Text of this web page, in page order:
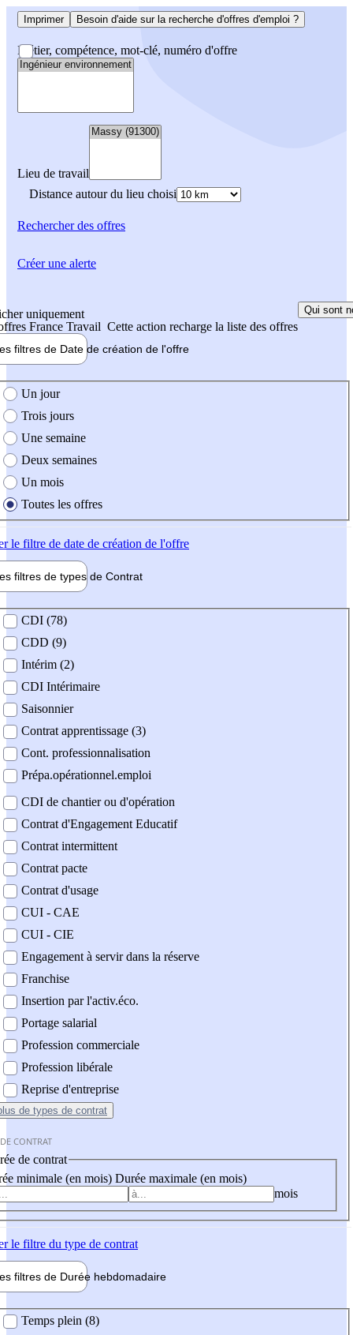
Imprimer Besoin d'aide sur la recherche d'offres d'emploi ?
Métier, compétence, mot-clé, numéro d'offre
Lieu de travail
Distance autour du lieu choisi
Rechercherdes offres
uniquement
France Travail Cette action recharge la liste des offres
Qui sont
filtres de Date de création de l'offre
création de l'offre
Un jour
Trois jours
Une semaine
Deux semaines
Un mois
Toutes les offres
le filtre de date de création de l'offre
filtres de types de Contrat
contrat
CDI (78)
CDD (9)
Intérim (2)
CDI Intérimaire
Saisonnier
Contrat apprentissage (3)
Cont. professionnalisation
Prépa.opérationnel.emploi
CDI de chantier ou d'opération
Contrat d'Engagement Educatif
Contrat intermittent
Contrat pacte
Contrat d'usage
CUI - CAE
CUI - CIE
Engagement à servir dans la réserve
Franchise
Insertion par l'activ.éco.
Portage salarial
Profession commerciale
Profession libérale
Reprise d'entreprise
de types de contrat
CONTRAT
de contrat
minimale (en mois) Durée maximale (en mois)
mois
le filtre du type de contrat
filtres de Durée hebdomadaire
Temps plein (8)
Créer une alerte